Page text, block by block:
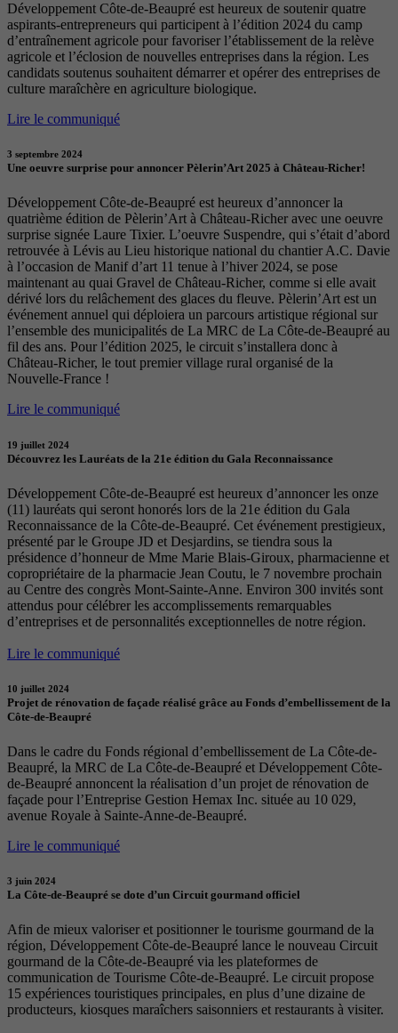
Développement Côte-de-Beaupré est heureux de soutenir quatre
aspirants-entrepreneurs qui participent à l’édition 2024 du camp
d’entraînement agricole pour favoriser l’établissement de la relève
agricole et l’éclosion de nouvelles entreprises dans la région. Les
candidats soutenus souhaitent démarrer et opérer des entreprises de
culture maraîchère en agriculture biologique.
Lire le communiqué
3 septembre 2024
Une oeuvre surprise pour annoncer Pèlerin’Art 2025 à Château-Richer!
Développement Côte-de-Beaupré est heureux d’annoncer la
quatrième édition de Pèlerin’Art à Château-Richer avec une oeuvre
surprise signée Laure Tixier. L’oeuvre Suspendre, qui s’était d’abord
retrouvée à Lévis au Lieu historique national du chantier A.C. Davie
à l’occasion de Manif d’art 11 tenue à l’hiver 2024, se pose
maintenant au quai Gravel de Château-Richer, comme si elle avait
dérivé lors du relâchement des glaces du fleuve. Pèlerin’Art est un
événement annuel qui déploiera un parcours artistique régional sur
l’ensemble des municipalités de La MRC de La Côte-de-Beaupré au
fil des ans. Pour l’édition 2025, le circuit s’installera donc à
Château-Richer, le tout premier village rural organisé de la
Nouvelle-France !
Lire le communiqué
19 juillet 2024
Découvrez les Lauréats de la 21e édition du Gala Reconnaissance
Développement Côte-de-Beaupré est heureux d’annoncer les onze
(11) lauréats qui seront honorés lors de la 21e édition du Gala
Reconnaissance de la Côte-de-Beaupré. Cet événement prestigieux,
présenté par le Groupe JD et Desjardins, se tiendra sous la
présidence d’honneur de Mme Marie Blais-Giroux, pharmacienne et
copropriétaire de la pharmacie Jean Coutu, le 7 novembre prochain
au Centre des congrès Mont-Sainte-Anne. Environ 300 invités sont
attendus pour célébrer les accomplissements remarquables
d’entreprises et de personnalités exceptionnelles de notre région.
Lire le communiqué
10 juillet 2024
Projet de rénovation de façade réalisé grâce au Fonds d’embellissement de la
Côte-de-Beaupré
Dans le cadre du Fonds régional d’embellissement de La Côte-de-
Beaupré, la MRC de La Côte-de-Beaupré et Développement Côte-
de-Beaupré annoncent la réalisation d’un projet de rénovation de
façade pour l’Entreprise Gestion Hemax Inc. située au 10 029,
avenue Royale à Sainte-Anne-de-Beaupré.
Lire le communiqué
3 juin 2024
La Côte-de-Beaupré se dote d’un Circuit gourmand officiel
Afin de mieux valoriser et positionner le tourisme gourmand de la
région, Développement Côte-de-Beaupré lance le nouveau Circuit
gourmand de la Côte-de-Beaupré via les plateformes de
communication de Tourisme Côte-de-Beaupré. Le circuit propose
15 expériences touristiques principales, en plus d’une dizaine de
producteurs, kiosques maraîchers saisonniers et restaurants à visiter.